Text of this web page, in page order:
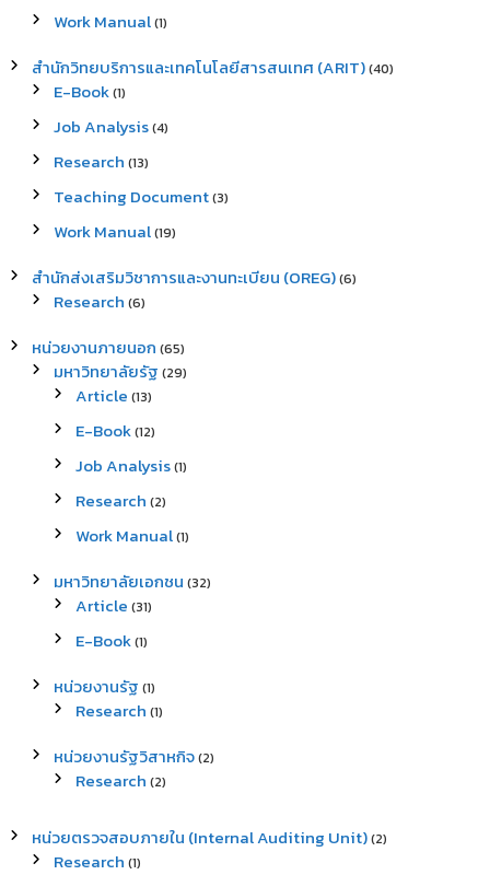
Work Manual(1)
สำนักวิทยบริการและเทคโนโลยีสารสนเทศ (ARIT)(40)
E-Book(1)
Job Analysis(4)
Research (13)
Teaching Document(3)
Work Manual(19)
สำนักส่งเสริมวิชาการและงานทะเบียน (OREG)(6)
Research (6)
หน่วยงานภายนอก (65)
มหาวิทยาลัยรัฐ (29)
Article (13)
E-Book(12)
Job Analysis(1)
Research (2)
Work Manual(1)
มหาวิทยาลัยเอกชน (32)
Article (31)
E-Book(1)
หน่วยงานรัฐ (1)
Research (1)
หน่วยงานรัฐวิสาหกิจ(2)
Research (2)
หน่วยตรวจสอบภายใน (Internal Auditing Unit)(2)
Research (1)